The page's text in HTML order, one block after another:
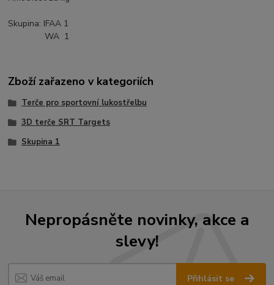
Skupina: IFAA 1
WA 1
Zboží zařazeno v kategoriích
Terče pro sportovní lukostřelbu
3D terče SRT Targets
Skupina 1
Nepropásněte novinky, akce a
slevy!
Přihlásit se